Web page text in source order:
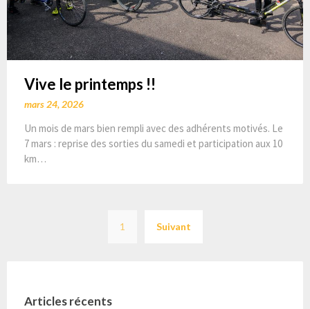
Vive le printemps !!
mars 24, 2026
Un mois de mars bien rempli avec des adhérents motivés. Le
7 mars : reprise des sorties du samedi et participation aux 10
km…
des
1 Suivant
Articles récents